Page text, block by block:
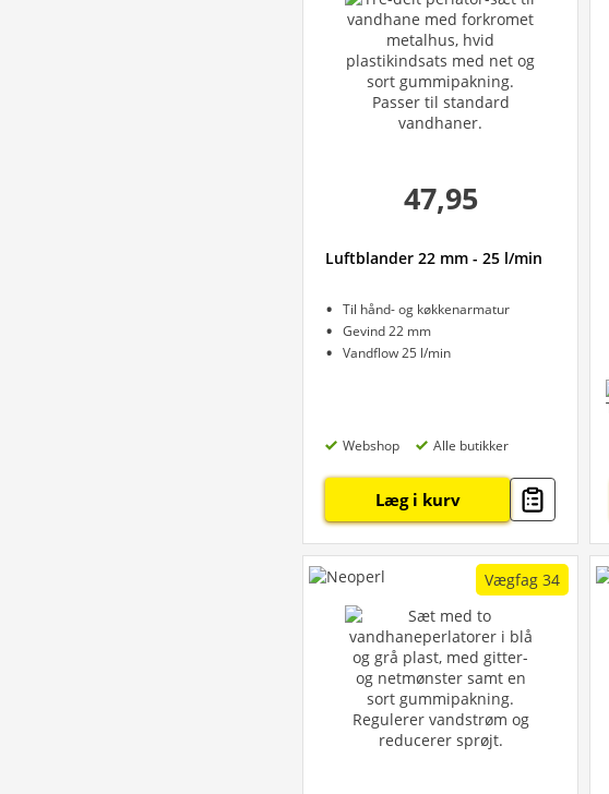
47,95
Luftblander 22 mm - 25 l/min
Til hånd- og køkkenarmatur
Gevind 22 mm
Vandflow 25 l/min
Webshop Alle butikker
Læg i kurv
Vægfag 34